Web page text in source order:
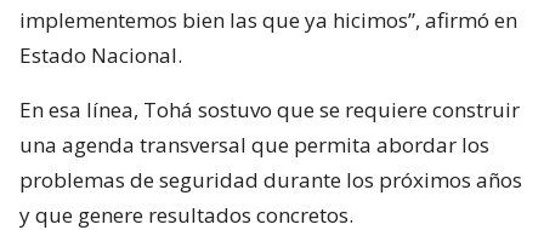
implementemos bien las que ya hicimos”, afirmó en
Estado Nacional.
En esa línea, Tohá sostuvo que se requiere construir
una agenda transversal que permita abordar los
problemas de seguridad durante los próximos años
y que genere resultados concretos.